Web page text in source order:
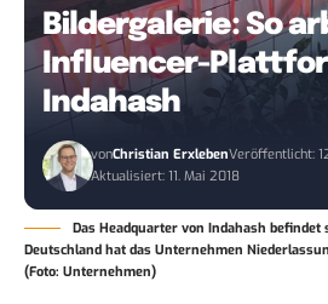
Bildergalerie: So
Influencer-
Indahash
vonChristian ErxlebenVeröffentlicht:
Aktualisiert: 11. Mai 2018
Das Headquarter von Indahash befindet
Deutschland hat das Unternehmen
(Foto: Unternehmen)